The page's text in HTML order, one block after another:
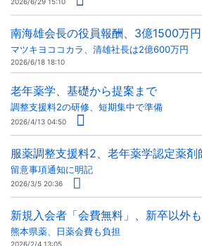
南海雄会長の役員報酬、3億1500万
マツキヨココカラ、清雄社長は2億600万円
2026/6/18 18:10
老年薬学、基礎から提案まで
調整支援料2の研修、短期集中で準備
2026/4/13 04:50
服薬調整支援料2、老年薬学認定薬剤
留意事項通知に明記
2026/3/5 20:36
新規入会者「会費無料」、新卒以外
熊本県薬、日薬会費も負担
2026/2/4 13:05